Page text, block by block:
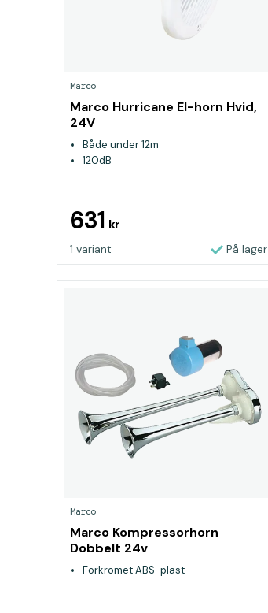
Marco
Marco Hurricane El-horn Hvid,
24V
Både under 12m
120dB
631 kr
1 variant På lager
Marco
Marco Kompressorhorn
Dobbelt 24v
Forkromet ABS-plast